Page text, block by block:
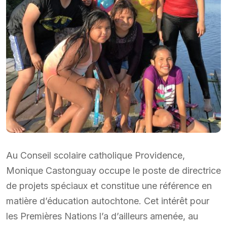
Au Conseil scolaire catholique Providence,
Monique Castonguay occupe le poste de directrice
de projets spéciaux et constitue une référence en
matière d’éducation autochtone. Cet intérêt pour
les Premières Nations l’a d’ailleurs amenée, au